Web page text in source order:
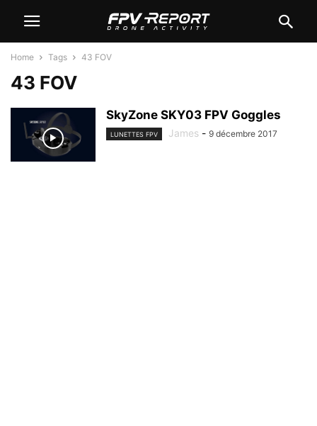
Home Tags 43 FOV
43 FOV
SkyZone SKY03 FPV Goggles
LUNETTES FPV James - 9 décembre 2017